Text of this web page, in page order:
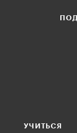
УЧИТЬСЯ